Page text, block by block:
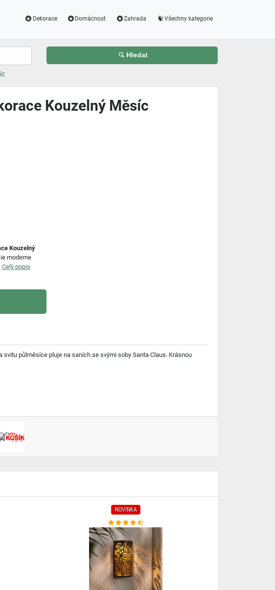
Dekorace Domácnost Zahrada Všechny kategorie
Hledat
Kouzelný Měsíc
Kouzelný
moderne
Celý popis
půlměsíce pluje na saních se svými soby Santa Claus. Krásnou
NOVINKA